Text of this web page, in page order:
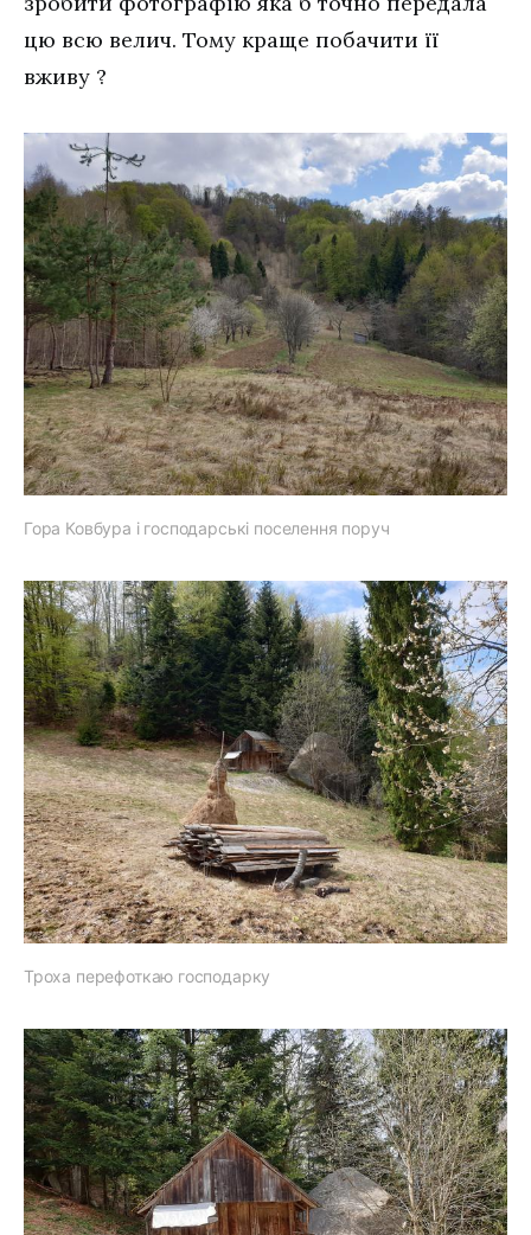
цю всю велич. Тому краще побачити її
вживу ?
Гора Ковбура і господарські поселення поруч
Троха перефоткаю господарку